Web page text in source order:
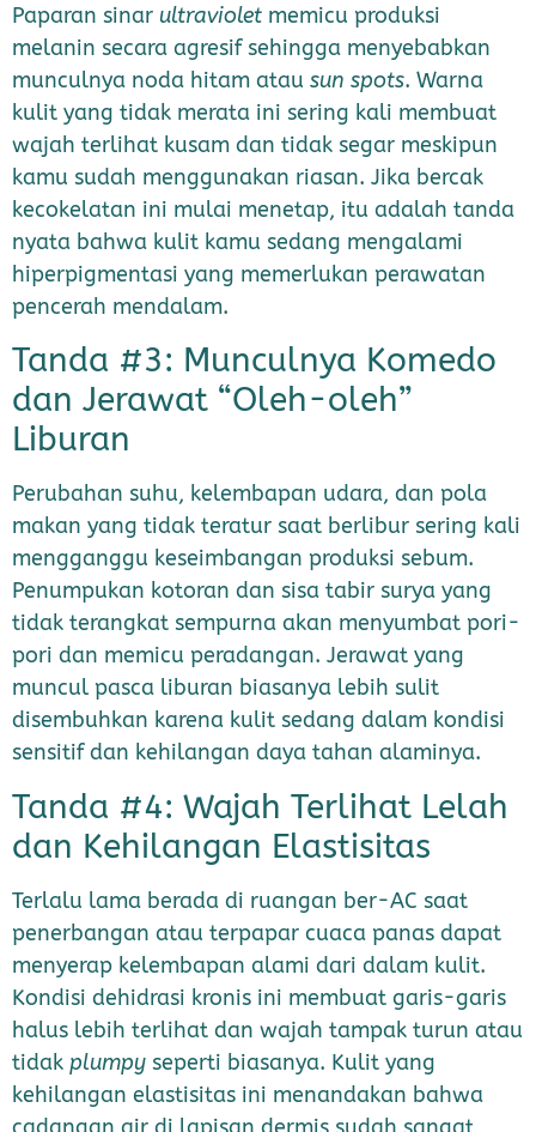
Paparan sinar ultraviolet memicu produksi
melanin secara agresif sehingga menyebabkan
munculnya noda hitam atau sun spots. Warna
kulit yang tidak merata ini sering kali membuat
wajah terlihat kusam dan tidak segar meskipun
kamu sudah menggunakan riasan. Jika bercak
kecokelatan ini mulai menetap, itu adalah tanda
nyata bahwa kulit kamu sedang mengalami
hiperpigmentasi yang memerlukan perawatan
pencerah mendalam.
Tanda #3: Munculnya Komedo
dan Jerawat “Oleh-oleh”
Liburan
Perubahan suhu, kelembapan udara, dan pola
makan yang tidak teratur saat berlibur sering kali
mengganggu keseimbangan produksi sebum.
Penumpukan kotoran dan sisa tabir surya yang
tidak terangkat sempurna akan menyumbat pori-
pori dan memicu peradangan. Jerawat yang
muncul pasca liburan biasanya lebih sulit
disembuhkan karena kulit sedang dalam kondisi
sensitif dan kehilangan daya tahan alaminya.
Tanda #4: Wajah Terlihat Lelah
dan Kehilangan Elastisitas
Terlalu lama berada di ruangan ber-AC saat
penerbangan atau terpapar cuaca panas dapat
menyerap kelembapan alami dari dalam kulit.
Kondisi dehidrasi kronis ini membuat garis-garis
halus lebih terlihat dan wajah tampak turun atau
tidak plumpy seperti biasanya. Kulit yang
kehilangan elastisitas ini menandakan bahwa